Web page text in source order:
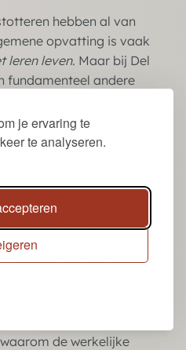
je ervaring te
te analyseren.
hebben al van
opvatting is vaak
leren leven. Maar bij Del
fundamenteel andere
sleutel tot vloeiend
maar in een specifieke
over het hoofd had
zo succesvol
achter en we leggen je
controle over je
waarom de werkelijke